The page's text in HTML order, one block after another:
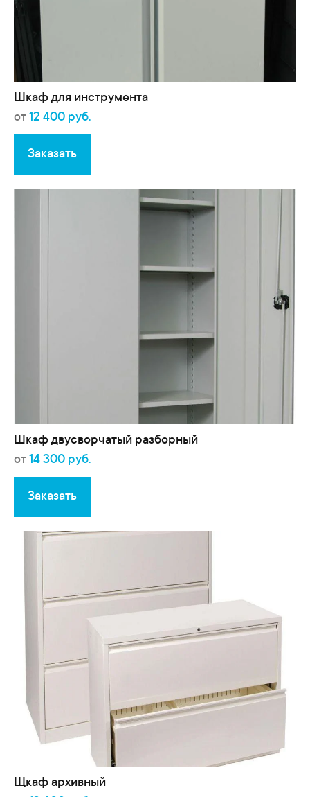
Шкаф для инструмента
от 12 400 руб.
Заказать
Шкаф двусворчатый разборный
от 14 300 руб.
Заказать
Щкаф архивный